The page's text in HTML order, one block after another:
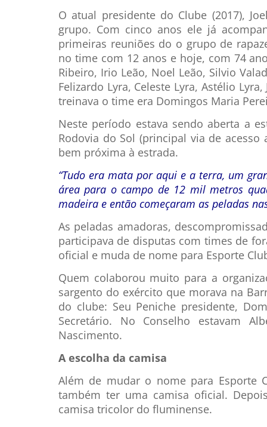
O atual presidente do Clube (2017),
grupo. Com cinco anos ele já
primeiras reuniões do o grupo de
no time com 12 anos e hoje, com 74
Ribeiro, Irio Leão, Noel Leão, Silvio
Felizardo Lyra, Celeste Lyra, Astélio
treinava o time era Domingos Maria
Neste período estava sendo aberta a
Rodovia do Sol (principal via de
bem próxima à estrada.
“Tudo era mata por aqui e a terra, um
área para o campo de 12 mil metros
madeira e então começaram as peladas
As peladas amadoras,
participava de disputas com times de
oficial e muda de nome para Esporte
Quem colaborou muito para a
sargento do exército que morava na
do clube: Seu Peniche presidente,
Secretário. No Conselho estavam
Nascimento.
A escolha da camisa
Além de mudar o nome para Esporte
também ter uma camisa oficial.
camisa tricolor do fluminense.